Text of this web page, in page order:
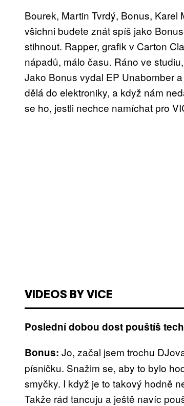
Bourek, Martin Tvrdý, Bonus,
všichni budete znát spíš jako
stihnout. Rapper, grafik v Carton
nápadů, málo času. Ráno ve
Jako Bonus vydal EP Unabomber
dělá do elektroniky, a když nám
se ho, jestli nechce namíchat pro
VIDEOS BY VICE
Poslední dobou dost pouštíš
Bonus: Jo, začal jsem trochu
písničku. Snažim se, aby to bylo
smyčky. I když je to takový hodně
Takže rád tancuju a ještě navíc